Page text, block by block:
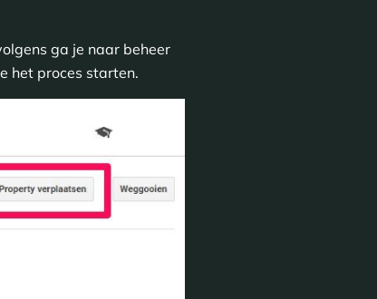
ga je naar beheer
het proces starten.